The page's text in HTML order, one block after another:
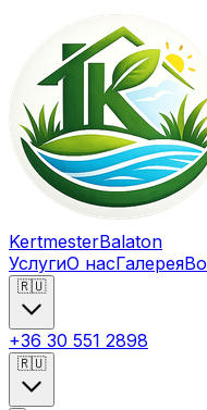
KertmesterBalaton
УслугиО насГалерея
🇷🇺
+36 30 551 2898
🇷🇺